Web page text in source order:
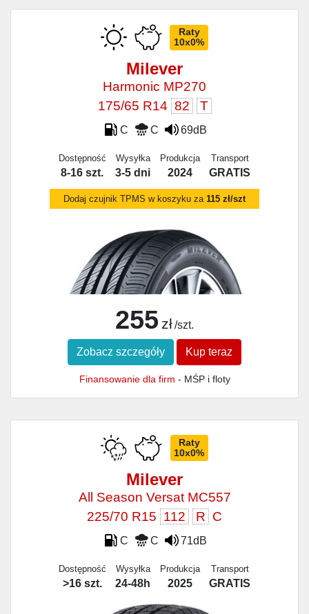
Raty
10x0%
Milever
Harmonic MP270
175/65 R14 82 T
C C 69dB
Dostępność
8-16 szt.
Wysyłka
3-5 dni
Produkcja
2024
Transport
GRATIS
Dodaj czujnik TPMS w koszyku za 115 zł/szt
255 zł /szt.
Zobacz szczegóły Kup teraz
Finansowanie dla firm - MŚP i floty
Raty
10x0%
Milever
All Season Versat MC557
225/70 R15 112 R C
C C 71dB
Dostępność
>16 szt.
Wysyłka
24-48h
Produkcja
2025
Transport
GRATIS